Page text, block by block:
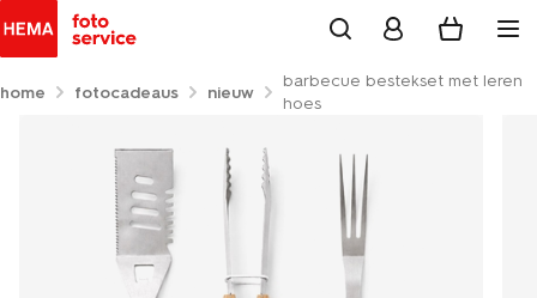
home fotocadeaus nieuw
barbecue bestekset met leren
hoes